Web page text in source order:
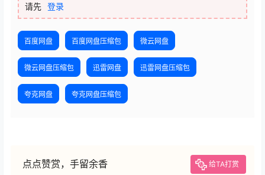
请先 登录
百度网盘 百度网盘压缩包 微云网盘
微云网盘压缩包 迅雷网盘 迅雷网盘压缩包
夸克网盘 夸克网盘压缩包
点点赞赏，手留余香 给TA打赏